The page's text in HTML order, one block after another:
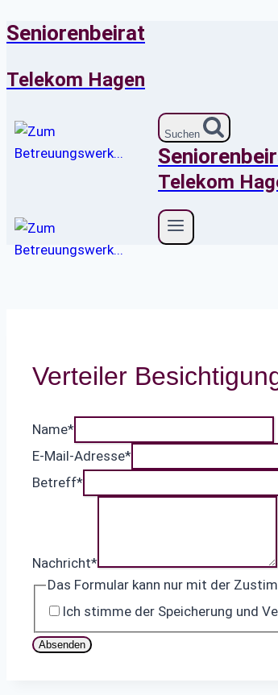
Zum
springen
Seniorenbeirat
Telekom Hagen
Suchen
Telekom
Verteiler
Name*
E-Mail-Adresse*
Betreff*
Nachricht*
Das Formular kann nur mit der
Ich stimme der Speicherung und
Absenden